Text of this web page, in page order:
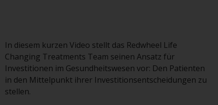
folgenden
Geschäftsbedingungen, wie sie
von RWC Partners Limited („RWC“)
herausgegeben wurden, gelesen
In diesem kurzen Video stellt das Redwheel Life
Changing Treatments Team seinen Ansatz für
Investitionen im Gesundheitswesen vor: Den Patienten
in den Mittelpunkt ihrer Investitionsentscheidungen zu
stellen.